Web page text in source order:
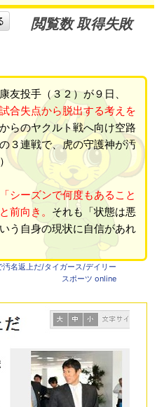
閲覧数 取得失敗
友投手（３２）が９日、
合失点から脱出する考えを
らのヤクルト戦へ向け空路
３連戦で、虎の守護神が汚
シーズンで何度もあること
前向き。 それも「状態は悪
う自身の現状に自信があれ
名返上だ/タイガース/デイリー
スポーツ online